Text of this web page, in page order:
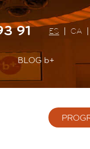
91 ES CA
BLOG b+